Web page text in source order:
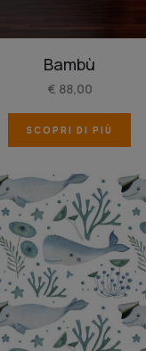
Bambù
€ 88,00
SCOPRI DI PIÙ